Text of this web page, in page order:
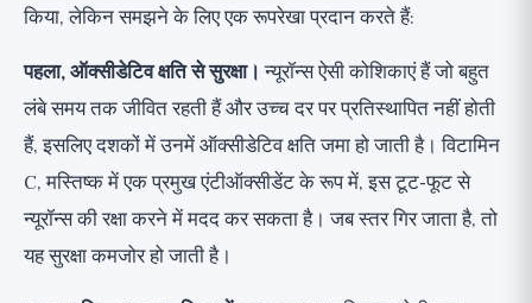
किया, लेकिन समझने के लिए एक रूपरेखा प्रदान करते हैं:
पहला, ऑक्सीडेटिव क्षति से सुरक्षा। न्यूरॉन्स ऐसी कोशिकाएं हैं जो बहुत
लंबे समय तक जीवित रहती हैं और उच्च दर पर प्रतिस्थापित नहीं होती
हैं, इसलिए दशकों में उनमें ऑक्सीडेटिव क्षति जमा हो जाती है। विटामिन
C, मस्तिष्क में एक प्रमुख एंटीऑक्सीडेंट के रूप में, इस टूट-फूट से
न्यूरॉन्स की रक्षा करने में मदद कर सकता है। जब स्तर गिर जाता है, तो
यह सुरक्षा कमजोर हो जाती है।